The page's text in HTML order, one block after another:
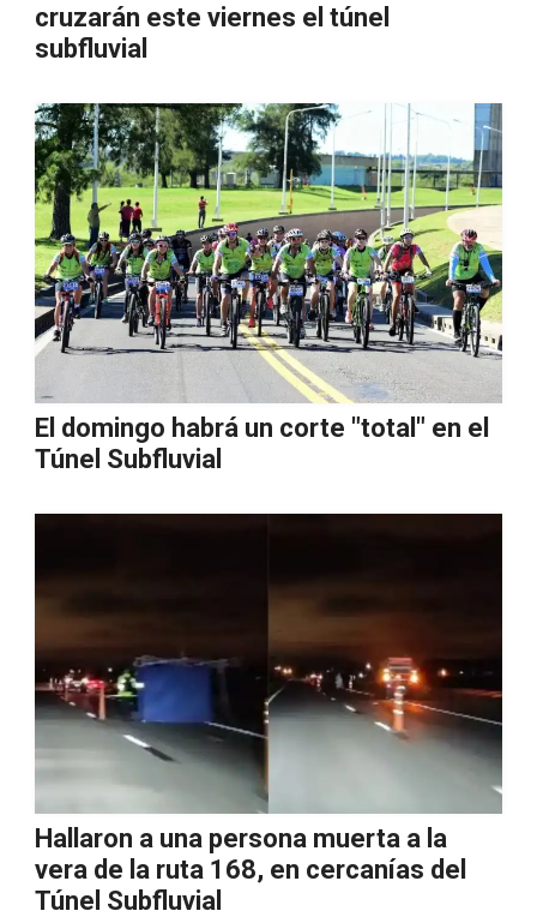
cruzarán este viernes el túnel
subfluvial
El domingo habrá un corte "total" en el
Túnel Subfluvial
Hallaron a una persona muerta a la
vera de la ruta 168, en cercanías del
Túnel Subfluvial